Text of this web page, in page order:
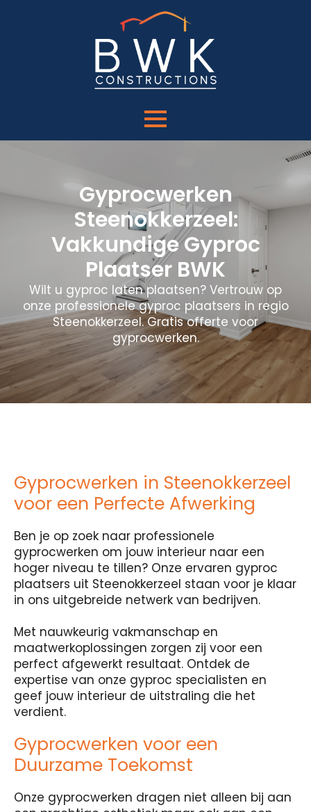
Gyprocwerken
Steenokkerzeel:
Vakkundige Gyproc
Plaatser BWK
Wilt u gyproc laten plaatsen? Vertrouw op
onze professionele gyproc plaatsers in regio
Steenokkerzeel. Gratis offerte voor
gyprocwerken.
Gyprocwerken in Steenokkerzeel
voor een Perfecte Afwerking
Ben je op zoek naar professionele
gyprocwerken om jouw interieur naar een
hoger niveau te tillen? Onze ervaren gyproc
plaatsers uit Steenokkerzeel staan voor je klaar
in ons uitgebreide netwerk van bedrijven.
Met nauwkeurig vakmanschap en
maatwerkoplossingen zorgen zij voor een
perfect afgewerkt resultaat. Ontdek de
expertise van onze gyproc specialisten en
geef jouw interieur de uitstraling die het
verdient.
Gyprocwerken voor een
Duurzame Toekomst
Onze gyprocwerken dragen niet alleen bij aan